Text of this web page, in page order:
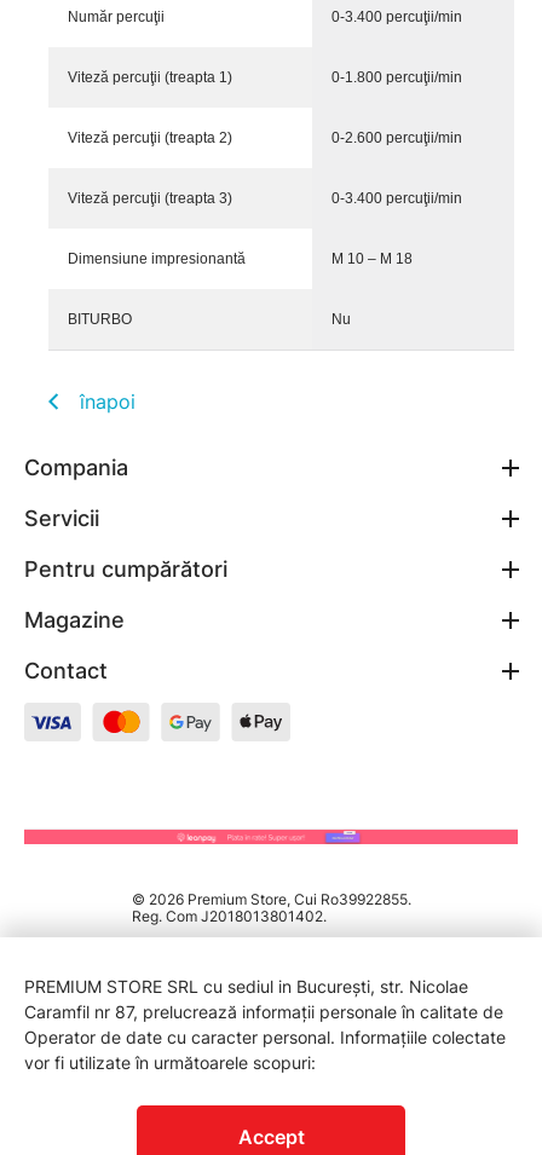
Număr percuţii 0-3.400 percuţii/min
Viteză percuţii (treapta 1) 0-1.800 percuţii/min
Viteză percuţii (treapta 2) 0-2.600 percuţii/min
Viteză percuţii (treapta 3) 0-3.400 percuţii/min
Dimensiune impresionantă M 10 – M 18
BITURBO Nu
înapoi
Compania
Servicii
Pentru cumpărători
Magazine
Contact
© 2026 Premium Store, Cui Ro39922855.
Reg. Com J2018013801402.
PREMIUM STORE SRL cu sediul in București, str. Nicolae
Caramfil nr 87, prelucrează informații personale în calitate de
Operator de date cu caracter personal. Informațiile colectate
vor fi utilizate în următoarele scopuri:
Accept